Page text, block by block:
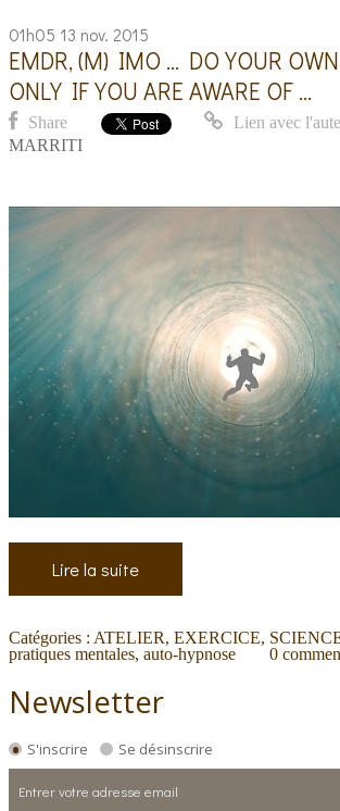
Newsletter
S'inscrire Se désinscrire
01h05 13 nov. 2015
EMDR, (M) IMO ... DO YOUR
ONLY IF YOU ARE AWARE OF ...
Share Lien avec
MARRITI
Lire la suite
Catégories : ATELIER, EXERCICE,
pratiques mentales,auto-hypnose 0